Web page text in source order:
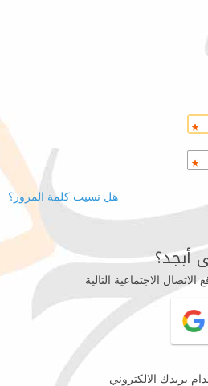
هل نسيت كلمة المرور؟
أبجد؟
الاجتماعية التالية
بريدك الالكتروني